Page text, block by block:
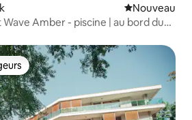
Nouvel
Nouveau
Amber - piscine | au bord du